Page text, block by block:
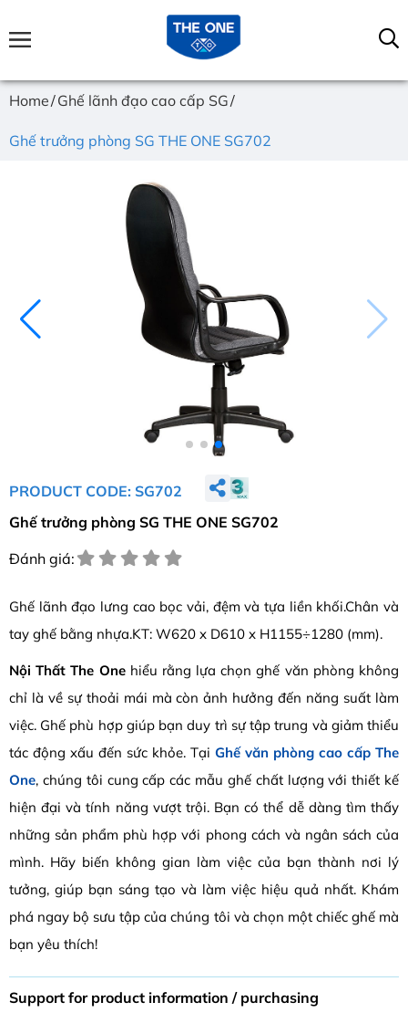
Home Ghế lãnh đạo cao cấp SG
Ghế trưởng phòng SG THE ONE SG702
PRODUCT CODE: SG702
Ghế trưởng phòng SG THE ONE SG702
Đánh giá:
Ghế lãnh đạo lưng cao bọc vải, đệm và tựa liền khối.Chân và
tay ghế bằng nhựa.KT: W620 x D610 x H1155÷1280 (mm).
Nội Thất The Onehiểu rằng lựa chọn ghế văn phòng không
chỉ là về sự thoải mái mà còn ảnh hưởng đến năng suất làm
việc. Ghế phù hợp giúp bạn duy trì sự tập trung và giảm thiểu
tác động xấu đến sức khỏe. Tại Ghế văn phòng cao cấp The
One, chúng tôi cung cấp các mẫu ghế chất lượng với thiết kế
hiện đại và tính năng vượt trội. Bạn có thể dễ dàng tìm thấy
những sản phẩm phù hợp với phong cách và ngân sách của
mình. Hãy biến không gian làm việc của bạn thành nơi lý
tưởng, giúp bạn sáng tạo và làm việc hiệu quả nhất. Khám
phá ngay bộ sưu tập của chúng tôi và chọn một chiếc ghế mà
bạn yêu thích!
Support for product information / purchasing